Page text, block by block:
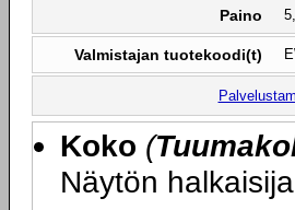
Paino
Valmistajan tuotekoodi(t)
Koko (
Näytön